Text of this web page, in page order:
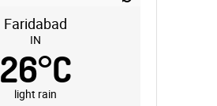
Faridabad
IN
26°C
light rain